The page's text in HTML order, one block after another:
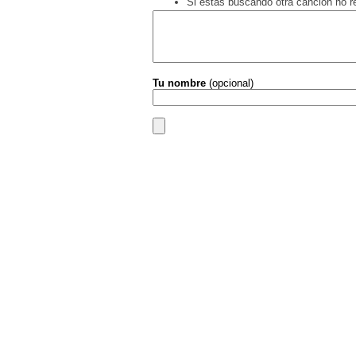
Tu nombre (opcional)